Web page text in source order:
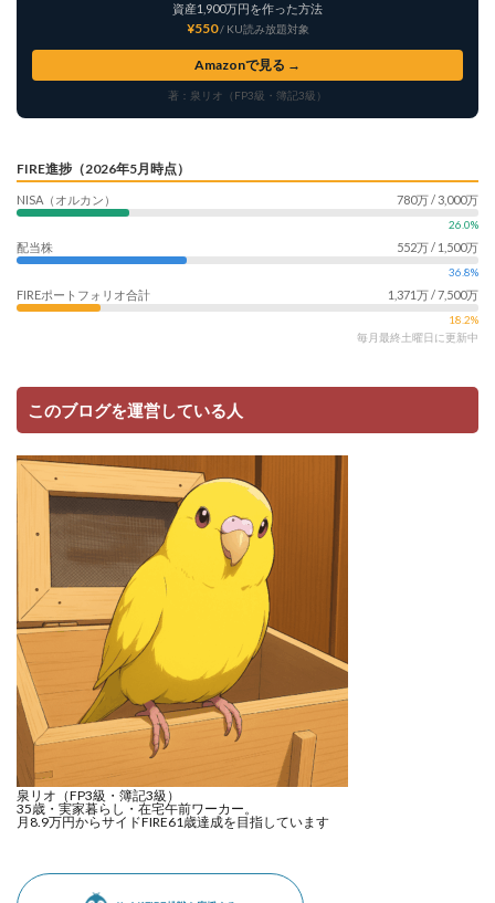
資産1,900万円を作った方法
¥550 / KU読み放題対象
Amazonで見る →
著：泉リオ（FP3級・簿記3級）
FIRE進捗（2026年5月時点）
NISA（オルカン） 780万 / 3,000万
26.0%
配当株 552万 / 1,500万
36.8%
FIREポートフォリオ合計 1,371万 / 7,500万
18.2%
毎月最終土曜日に更新中
このブログを運営している人
泉リオ（FP3級・簿記3級）
35歳・実家暮らし・在宅午前ワーカー。
月8.9万円からサイドFIRE61歳達成を目指しています